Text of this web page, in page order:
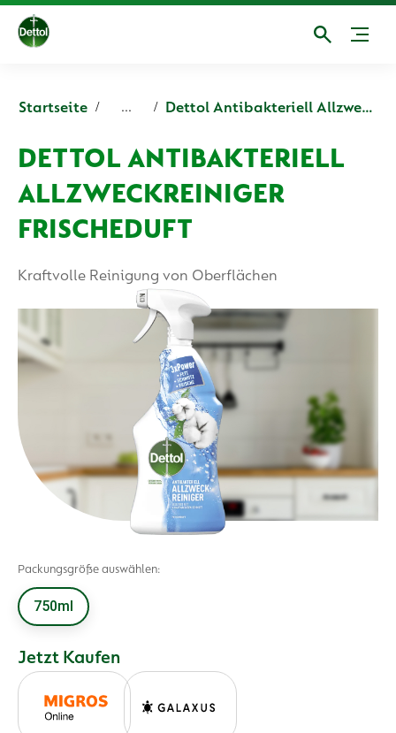
Startseite ... Dettol Antibakteriell Allzweckreiniger Frischeduft 750 ml
DETTOL ANTIBAKTERIELL
ALLZWECKREINIGER
FRISCHEDUFT
Kraftvolle Reinigung von Oberflächen
Packungsgröße auswählen:
750ml
Jetzt Kaufen